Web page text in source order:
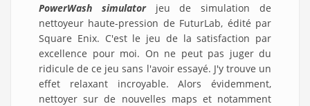
PowerWash simulatorjeu de simulation de
nettoyeur haute-pression de FuturLab, édité par
Square Enix. C'est le jeu de la satisfaction par
excellence pour moi. On ne peut pas juger du
ridicule de ce jeu sans l'avoir essayé. J'y trouve un
effet relaxant incroyable. Alors évidemment,
nettoyer sur de nouvelles maps et notamment